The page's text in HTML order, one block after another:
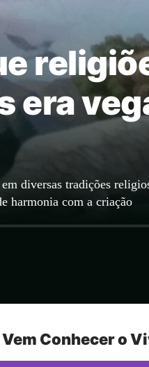
era
diversas tradições
harmonia com a criação
Vem Conhecer o